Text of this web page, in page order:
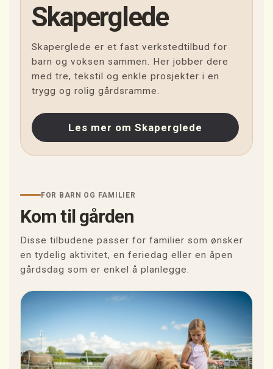
Skaperglede
Skaperglede er et fast verkstedtilbud for
barn og voksen sammen. Her jobber dere
med tre, tekstil og enkle prosjekter i en
trygg og rolig gårdsramme.
Les mer om Skaperglede
FOR BARN OG FAMILIER
Kom til gården
Disse tilbudene passer for familier som ønsker
en tydelig aktivitet, en feriedag eller en åpen
gårdsdag som er enkel å planlegge.